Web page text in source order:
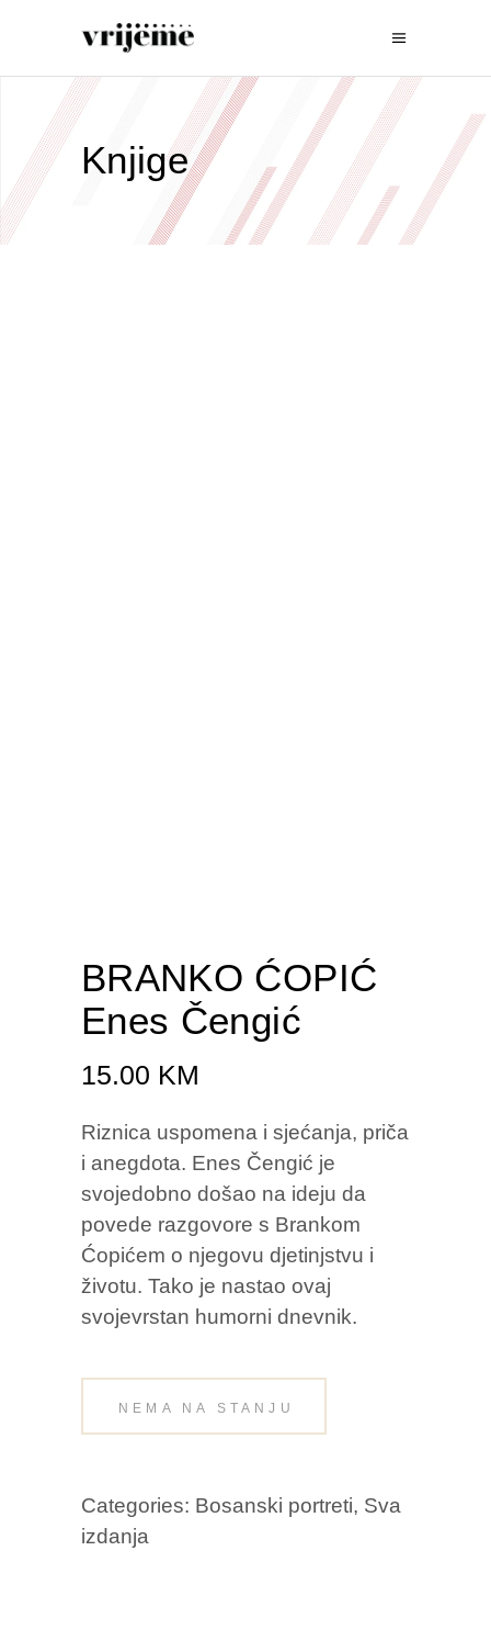
Knjige
BRANKO ĆOPIĆ
Enes Čengić
15.00 KM
Riznica uspomena i sjećanja, priča
i anegdota. Enes Čengić je
svojedobno došao na ideju da
povede razgovore s Brankom
Ćopićem o njegovu djetinjstvu i
životu. Tako je nastao ovaj
svojevrstan humorni dnevnik.
NEMA NA STANJU
Categories: Bosanski portreti, Sva
izdanja